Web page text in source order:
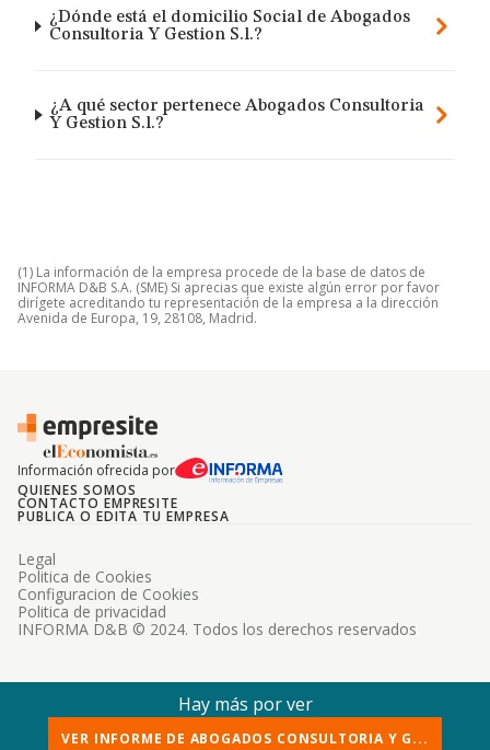
¿Dónde está el domicilio Social de Abogados
Consultoria Y Gestion S.l.?
¿A qué sector pertenece Abogados Consultoria
Y Gestion S.l.?
(1) La información de la empresa procede de la base de datos de
INFORMA D&B S.A. (SME) Si aprecias que existe algún error por favor
dirígete acreditando tu representación de la empresa a la dirección
Avenida de Europa, 19, 28108, Madrid.
Información ofrecida por
QUIENES SOMOS
CONTACTO EMPRESITE
PUBLICA O EDITA TU EMPRESA
INFORMA D&B © 2024. Todos los derechos reservados
Legal
Politica de Cookies
Configuracion de Cookies
Politica de privacidad
Hay más por ver
VER INFORME DE ABOGADOS CONSULTORIA Y G...